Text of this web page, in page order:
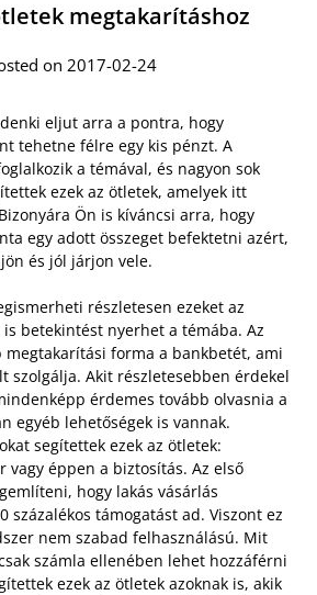
megtakarításhoz
on 2017-02-24
eljut arra a pontra, hogy
tehetne félre egy kis pénzt. A
a témával, és nagyon sok
ezek az ötletek, amelyek itt
Ön is kíváncsi arra, hogy
egy adott összeget befektetni azért,
és jól járjon vele.
részletesen ezeket az
betekintést nyerhet a témába. Az
megtakarítási forma a bankbetét, ami
szolgálja. Akit részletesebben érdekel
érdemes tovább olvasnia a
egyéb lehetőségek is vannak.
segítettek ezek az ötletek:
vagy éppen a biztosítás. Az első
hogy lakás vásárlás
százalékos támogatást ad. Viszont ez
nem szabad felhasználású. Mit
számla ellenében lehet hozzáférni
ezek az ötletek azoknak is, akik